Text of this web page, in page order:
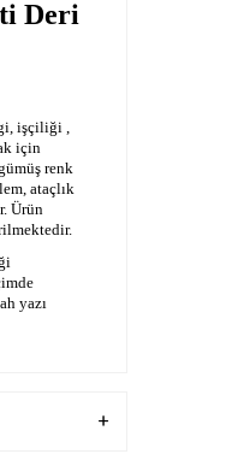
Deri
işçiliği ,
için
renk
ataçlık
Ürün
yazı